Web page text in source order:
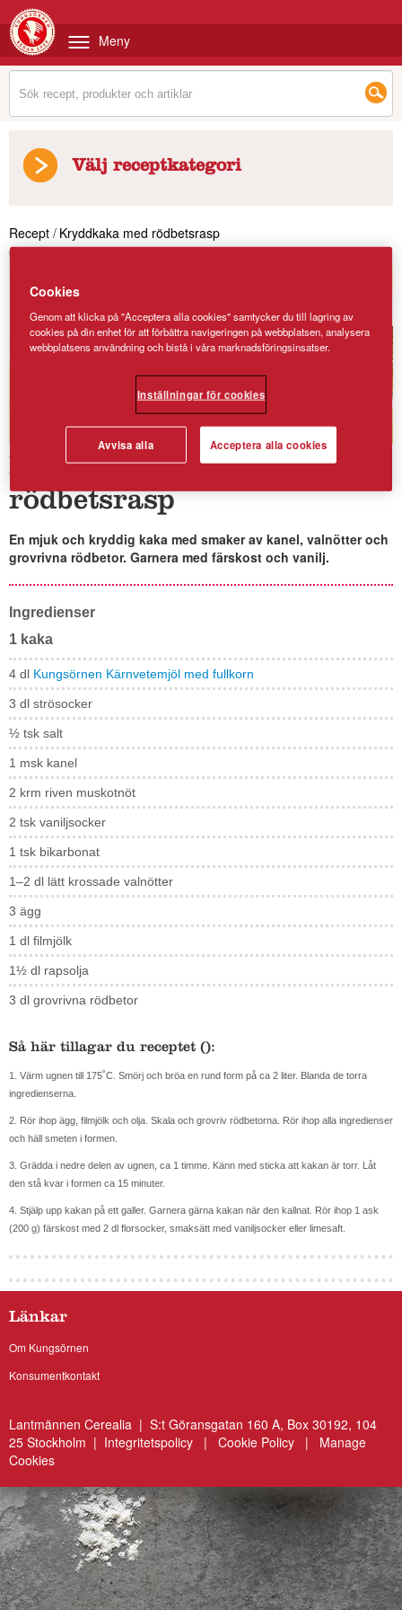
Meny
Välj receptkategori
Recept / Kryddkaka med rödbetsrasp
Kryddkaka med
rödbetsrasp
En mjuk och kryddig kaka med smaker av kanel, valnötter och
grovrivna rödbetor. Garnera med färskost och vanilj.
Ingredienser
1 kaka
4 dl Kungsörnen Kärnvetemjöl med fullkorn
3 dl strösocker
½ tsk salt
1 msk kanel
2 krm riven muskotnöt
2 tsk vaniljsocker
1 tsk bikarbonat
1–2 dl lätt krossade valnötter
3 ägg
1 dl filmjölk
1½ dl rapsolja
3 dl grovrivna rödbetor
Så här tillagar du receptet ():
1. Värm ugnen till 175˚C. Smörj och bröa en rund form på ca 2 liter. Blanda de torra
ingredienserna.
2. Rör ihop ägg, filmjölk och olja. Skala och grovriv rödbetorna. Rör ihop alla ingredienser
och häll smeten i formen.
3. Grädda i nedre delen av ugnen, ca 1 timme. Känn med sticka att kakan är torr. Låt
den stå kvar i formen ca 15 minuter.
4. Stjälp upp kakan på ett galler. Garnera gärna kakan när den kallnat. Rör ihop 1 ask
(200 g) färskost med 2 dl florsocker, smaksätt med vaniljsocker eller limesaft.
Länkar
Om Kungsörnen
Konsumentkontakt
Lantmännen Cerealia | S:t Göransgatan 160 A, Box 30192, 104
25 Stockholm | Integritetspolicy | Cookie Policy | Manage
Cookies
Cookies
Genom att klicka på "Acceptera alla cookies" samtycker du till lagring av
cookies på din enhet för att förbättra navigeringen på webbplatsen, analysera
webbplatsens användning och bistå i våra marknadsföringsinsatser.
Inställningar för cookies
Avvisa alla Acceptera alla cookies